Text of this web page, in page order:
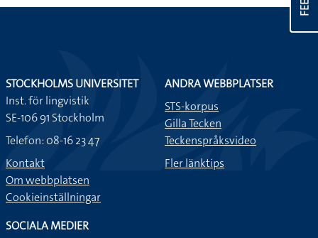
STOCKHOLMS UNIVERSITET
Inst. för lingvistik
SE-106 91 Stockholm
Telefon: 08-16 23 47
Kontakt
Om webbplatsen
Cookieinställningar
ANDRA WEBBPLATSER
STS-korpus
Gilla Tecken
Teckenspråksvideo
Fler länktips
SOCIALA MEDIER